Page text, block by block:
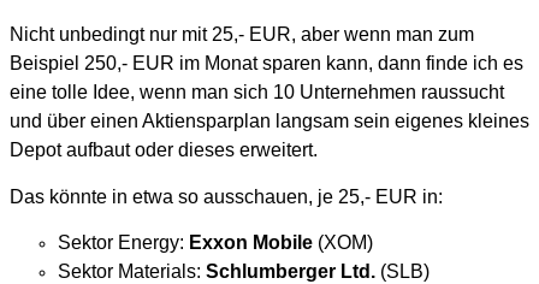
Nicht unbedingt nur mit 25,- EUR, aber wenn man zum
Beispiel 250,- EUR im Monat sparen kann, dann finde ich es
eine tolle Idee, wenn man sich 10 Unternehmen raussucht
und über einen Aktiensparplan langsam sein eigenes kleines
Depot aufbaut oder dieses erweitert.
Das könnte in etwa so ausschauen, je 25,- EUR in:
Sektor Energy: Exxon Mobile (XOM)
Sektor Materials: Schlumberger Ltd. (SLB)